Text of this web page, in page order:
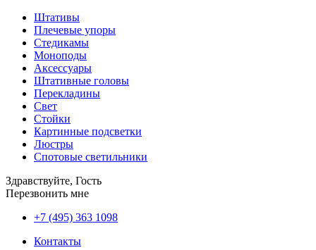
Штативы
Плечевые упоры
Стедикамы
Моноподы
Аксессуары
Штативные головы
Перекладины
Свет
Стойки
Картинные подсветки
Люстры
Спотовые светильники
Здравствуйте, Гость
Перезвонить мне
+7 (495) 363 1098
Контакты